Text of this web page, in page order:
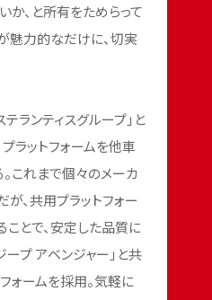
か、と所有をためらって
魅力的なだけに、切実
テランティスグループ」と
ラットフォームを他車
これまで個々のメーカ
、共用プラットフォー
とで、安定した品質に
ープ アベンジャー」と共
ォームを採用。気軽に